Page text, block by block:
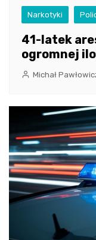
Narkotyki
41-latek
ogromnej
Michał